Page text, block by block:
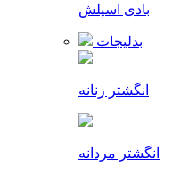
بادی اسپلش
بدلیجات
انگشتر زنانه
انگشتر مردانه